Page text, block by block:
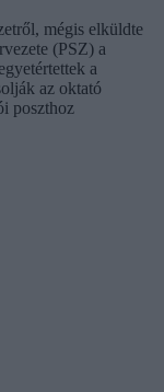
mégis elküldte
(PSZ) a
a
az oktató
poszthoz